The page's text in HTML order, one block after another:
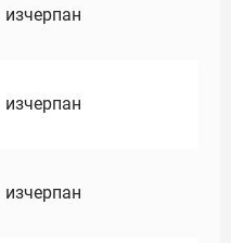
изчерпан
изчерпан
изчерпан